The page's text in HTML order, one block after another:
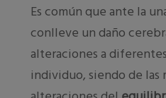
Es común que ante la
conlleve un daño
alteraciones a
individuo, siendo de las